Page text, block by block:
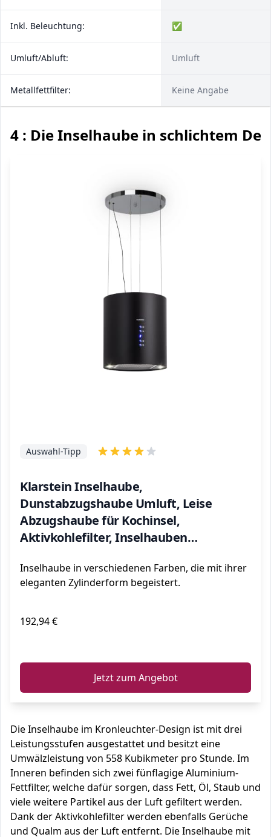
Inkl. Beleuchtung: ✅
Umluft/Abluft: Umluft
Metallfettfilter: Keine Angabe
4 : Die Inselhaube in schlichtem
Klarstein Inselhaube,
Dunstabzugshaube Umluft, Leise
Abzugshaube für Kochinsel,
Aktivkohlefilter, Inselhauben
Stufen Dunstabzugshaube mit Filter,
558m³/h Luftstrom
Auswahl-Tipp
Inselhaube in verschiedenen Farben, die mit ihrer
eleganten Zylinderform begeistert.
192,94 €
Jetzt zum Angebot
Die Inselhaube im Kronleuchter-Design ist mit drei
Leistungsstufen ausgestattet und besitzt eine
Umwälzleistung von 558 Kubikmeter pro Stunde. Im
Inneren befinden sich zwei fünflagige Aluminium-
Fettfilter, welche dafür sorgen, dass Fett, Öl, Staub und
viele weitere Partikel aus der Luft gefiltert werden.
Dank der Aktivkohlefilter werden ebenfalls Gerüche
und Qualm aus der Luft entfernt. Die Inselhaube mit